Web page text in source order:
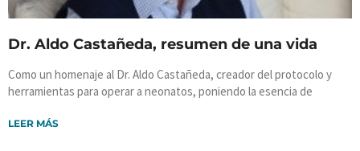
Dr. Aldo Castañeda, resumen de una vida
Como un homenaje al Dr. Aldo Castañeda, creador del protocolo y
herramientas para operar a neonatos, poniendo la esencia de
LEER MÁS